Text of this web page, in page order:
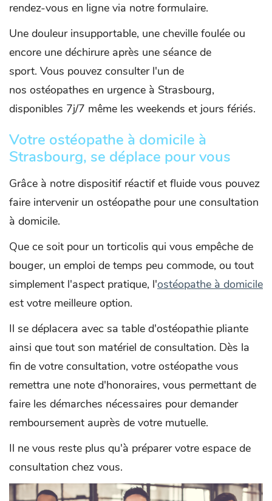
rendez-vous en ligne via notre formulaire.
Une douleur insupportable, une cheville foulée ou
encore une déchirure après une séance de
sport. Vous pouvez consulter l'un de
nos ostéopathes en urgence à Strasbourg,
disponibles 7j/7 même les weekends et jours fériés.
Votre ostéopathe à domicile à
Strasbourg, se déplace pour vous
Grâce à notre dispositif réactif et fluide vous pouvez
faire intervenir un ostéopathe pour une consultation
à domicile.
Que ce soit pour un torticolis qui vous empêche de
bouger, un emploi de temps peu commode, ou tout
simplement l'aspect pratique, l'ostéopathe à domicile
est votre meilleure option.
Il se déplacera avec sa table d'ostéopathie pliante
ainsi que tout son matériel de consultation. Dès la
fin de votre consultation, votre ostéopathe vous
remettra une note d'honoraires, vous permettant de
faire les démarches nécessaires pour demander
remboursement auprès de votre mutuelle.
Il ne vous reste plus qu'à préparer votre espace de
consultation chez vous.